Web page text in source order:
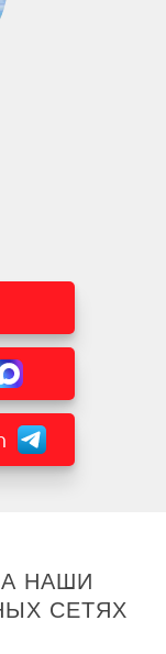
НАШИ
СЕТЯХ